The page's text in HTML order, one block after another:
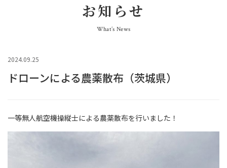
お知らせ
What’s News
2024.09.25
ドローンによる農薬散布（茨城県）
一等無人航空機操縦士による農薬散布を行いました！